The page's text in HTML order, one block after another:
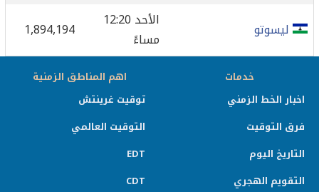
ليسوتو
الأحد 12:20
مساءً
1,894,194
خدمات
اخبار الخط الزمني
فرق التوقيت
التاريخ اليوم
التقويم الهجري
اهم المناطق الزمنية
توقيت غرينتش
التوقيت العالمي
EDT
CDT